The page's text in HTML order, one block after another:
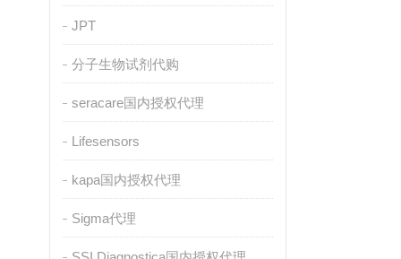
JPT
分子生物试剂代购
seracare国内授权代理
Lifesensors
kapa国内授权代理
Sigma代理